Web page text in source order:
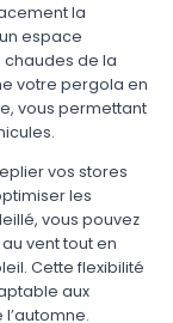
la
espace
chaudes de la
votre pergola en
vous permettant
vos stores
les
vous pouvez
vent tout en
Cette flexibilité
aux